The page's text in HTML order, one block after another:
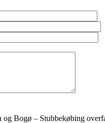
og Bogø – Stubbekøbing